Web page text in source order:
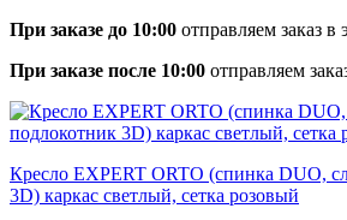
При заказе до 10:00 отправляем заказ в
При заказе после 10:00 отправляем
Кресло EXPERT ORTO (спинка DUO,
3D) каркас светлый, сетка розовый